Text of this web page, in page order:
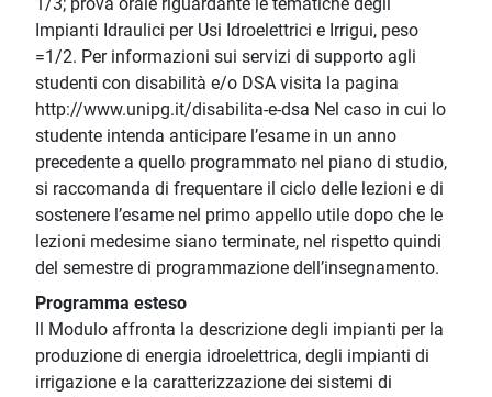
1/3; prova orale riguardante le tematiche degli
Impianti Idraulici per Usi Idroelettrici e Irrigui, peso
=1/2. Per informazioni sui servizi di supporto agli
studenti con disabilità e/o DSA visita la pagina
http://www.unipg.it/disabilita-e-dsa Nel caso in cui lo
studente intenda anticipare l’esame in un anno
precedente a quello programmato nel piano di studio,
si raccomanda di frequentare il ciclo delle lezioni e di
sostenere l’esame nel primo appello utile dopo che le
lezioni medesime siano terminate, nel rispetto quindi
del semestre di programmazione dell’insegnamento.
Programma esteso
Il Modulo affronta la descrizione degli impianti per la
produzione di energia idroelettrica, degli impianti di
irrigazione e la caratterizzazione dei sistemi di